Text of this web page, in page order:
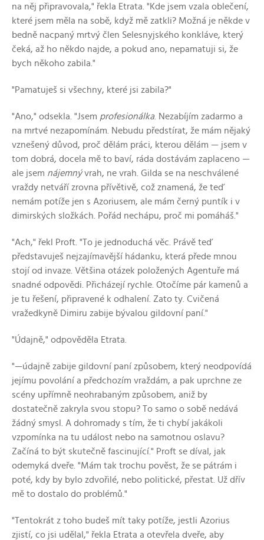
na něj připravovala," řekla Etrata. "Kde jsem vzala oblečení,
které jsem měla na sobě, když mě zatkli? Možná je někde v
bedně nacpaný mrtvý člen Selesnyjského konkláve, který
čeká, až ho někdo najde, a pokud ano, nepamatuji si, že
bych někoho zabila."
"Pamatuješ si všechny, které jsi zabila?"
"Ano," odsekla. "Jsem profesionálka. Nezabíjím zadarmo a
na mrtvé nezapomínám. Nebudu předstírat, že mám nějaký
vznešený důvod, proč dělám práci, kterou dělám — jsem v
tom dobrá, docela mě to baví, ráda dostávám zaplaceno —
ale jsem nájemnývrah, ne vrah. Gilda se na neschválené
vraždy netváří zrovna přívětivě, což znamená, že teď
nemám potíže jen s Azoriusem, ale mám černý puntík i v
dimirských složkách. Pořád nechápu, proč mi pomáháš."
"Ach," řekl Proft. "To je jednoduchá věc. Právě teď
představuješ nejzajímavější hádanku, která přede mnou
stojí od invaze. Většina otázek položených Agentuře má
snadné odpovědi. Přicházejí rychle. Otočíme pár kamenů a
je tu řešení, připravené k odhalení. Zato ty. Cvičená
vražedkyně Dimiru zabije bývalou gildovní paní."
"Údajně," odpověděla Etrata.
"—údajně zabije gildovní paní způsobem, který neodpovídá
jejímu povolání a předchozím vraždám, a pak uprchne ze
scény upřímně neohrabaným způsobem, aniž by
dostatečně zakryla svou stopu? To samo o sobě nedává
žádný smysl. A dohromady s tím, že ti chybí jakákoli
vzpomínka na tu událost nebo na samotnou oslavu?
Začíná to být skutečně fascinující." Proft se díval, jak
odemyká dveře. "Mám tak trochu pověst, že se pátrám i
poté, kdy by bylo zdvořilé, nebo politické, přestat. Už dřív
mě to dostalo do problémů."
"Tentokrát z toho budeš mít taky potíže, jestli Azorius
zjistí, co jsi udělal," řekla Etrata a otevřela dveře, aby